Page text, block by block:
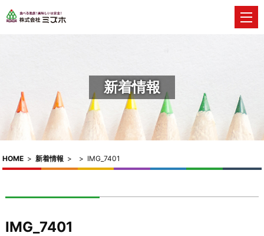
新着情報
HOME > 新着情報 > > IMG_7401
IMG_7401